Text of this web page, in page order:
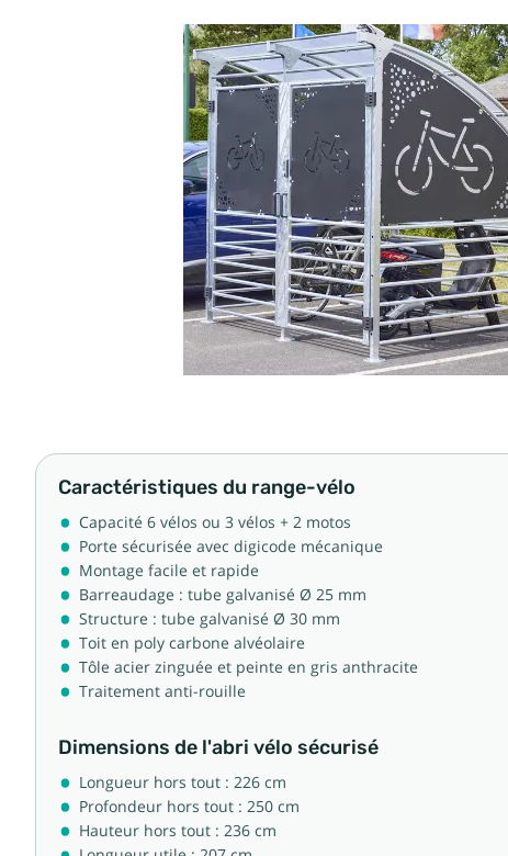
Caractéristiques du range-vélo
Capacité 6 vélos ou 3 vélos + 2 motos
Porte sécurisée avec digicode mécanique
Montage facile et rapide
Barreaudage : tube galvanisé Ø 25 mm
Structure : tube galvanisé Ø 30 mm
Toit en poly carbone alvéolaire
Tôle acier zinguée et peinte en gris anthracite
Traitement anti-rouille
Dimensions de l'abri vélo sécurisé
Longueur hors tout : 226 cm
Profondeur hors tout : 250 cm
Hauteur hors tout : 236 cm